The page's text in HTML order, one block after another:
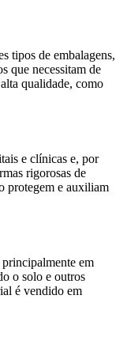
tipos de embalagens,
que necessitam de
qualidade, como
e clínicas e, por
rigorosas de
protegem e auxiliam
principalmente em
o solo e outros
é vendido em